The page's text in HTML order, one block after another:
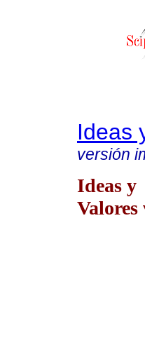
Ideas
versión
Ideas y
Valores